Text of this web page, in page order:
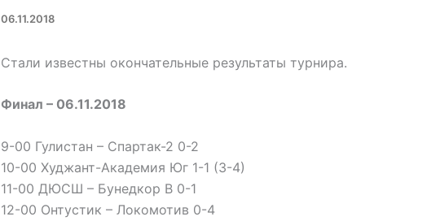
06.11.2018
Стали известны окончательные результаты турнира.
Финал – 06.11.2018
9-00 Гулистан – Спартак-2 0-2
10-00 Худжант-Академия Юг 1-1 (3-4)
11-00 ДЮСШ – Бунедкор В 0-1
12-00 Онтустик – Локомотив 0-4